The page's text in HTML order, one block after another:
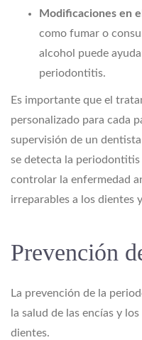
Modificaciones en
como fumar o
alcohol puede
periodontitis.
Es importante que el
personalizado para cada
supervisión de un
se detecta la
controlar la enfermedad
irreparables a los dientes
Prevención
La prevención de la
la salud de las encías y
dientes.